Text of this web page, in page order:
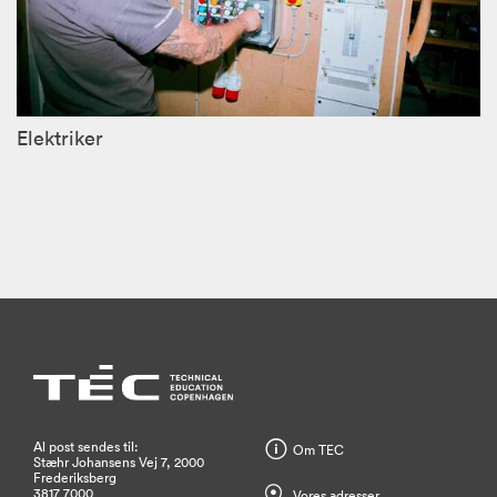
Elektriker
Al post sendes til:
Stæhr Johansens Vej 7, 2000
Frederiksberg
3817 7000
Om TEC